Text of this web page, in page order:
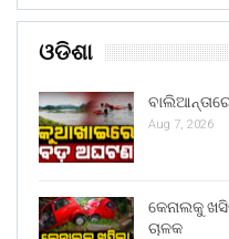
ଓଡିଶା
Aug 7, 2026
କେନାଲକୁ
ଚାଳକ